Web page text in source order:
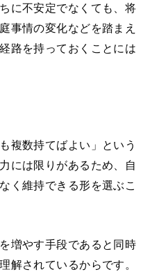
に不安定でなくても、将
事情の変化などを踏まえ
路を持っておくことには
複数持てばよい」という
には限りがあるため、自
く維持できる形を選ぶこ
増やす手段であると同時
解されているからです。